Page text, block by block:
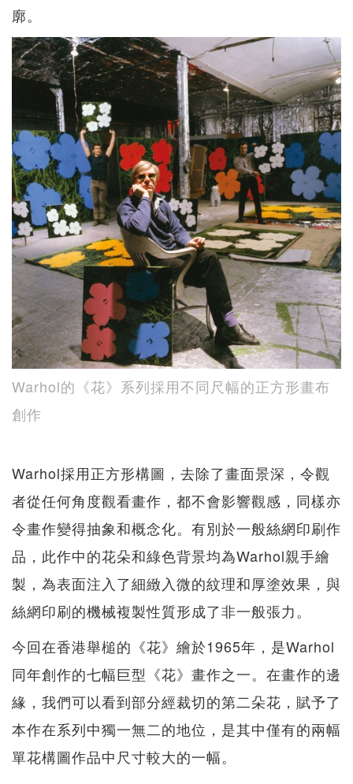
廓。
Warhol的《花》系列採用不同尺幅的正方形畫布
創作
Warhol採用正方形構圖，去除了畫面景深，令觀
者從任何角度觀看畫作，都不會影響觀感，同樣亦
令畫作變得抽象和概念化。有別於一般絲網印刷作
品，此作中的花朵和綠色背景均為Warhol親手繪
製，為表面注入了細緻入微的紋理和厚塗效果，與
絲網印刷的機械複製性質形成了非一般張力。
今回在香港舉槌的《花》繪於1965年，是Warhol
同年創作的七幅巨型《花》畫作之一。在畫作的邊
緣，我們可以看到部分經裁切的第二朵花，賦予了
本作在系列中獨一無二的地位，是其中僅有的兩幅
單花構圖作品中尺寸較大的一幅。